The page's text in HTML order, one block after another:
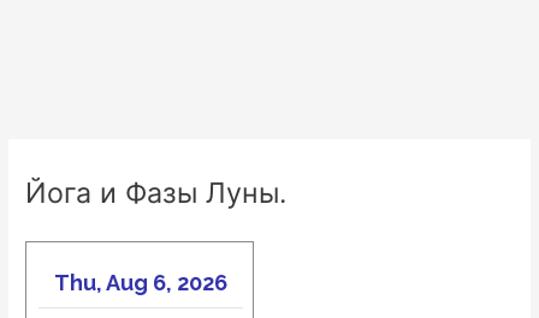
Йога и Фазы Луны.